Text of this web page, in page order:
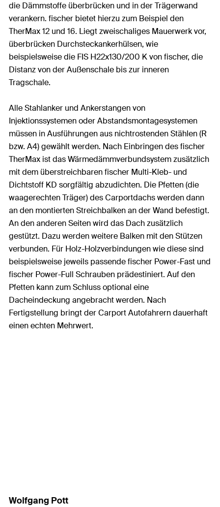
die Dämmstoffe überbrücken und in der Trägerwand
verankern. fischer bietet hierzu zum Beispiel den
TherMax 12 und 16. Liegt zweischaliges Mauerwerk vor,
überbrücken Durchsteckankerhülsen, wie
beispielsweise die FIS H22x130/200 K von fischer, die
Distanz von der Außenschale bis zur inneren
Tragschale.
Alle Stahlanker und Ankerstangen von
Injektionssystemen oder Abstandsmontagesystemen
müssen in Ausführungen aus nichtrostenden Stählen (R
bzw. A4) gewählt werden. Nach Einbringen des fischer
TherMax ist das Wärmedämmverbundsystem zusätzlich
mit dem überstreichbaren fischer Multi-Kleb- und
Dichtstoff KD sorgfältig abzudichten. Die Pfetten (die
waagerechten Träger) des Carportdachs werden dann
an den montierten Streichbalken an der Wand befestigt.
An den anderen Seiten wird das Dach zusätzlich
gestützt. Dazu werden weitere Balken mit den Stützen
verbunden. Für Holz-Holzverbindungen wie diese sind
beispielsweise jeweils passende fischer Power-Fast und
fischer Power-Full Schrauben prädestiniert. Auf den
Pfetten kann zum Schluss optional eine
Dacheindeckung angebracht werden. Nach
Fertigstellung bringt der Carport Autofahrern dauerhaft
einen echten Mehrwert.
Wolfgang Pott